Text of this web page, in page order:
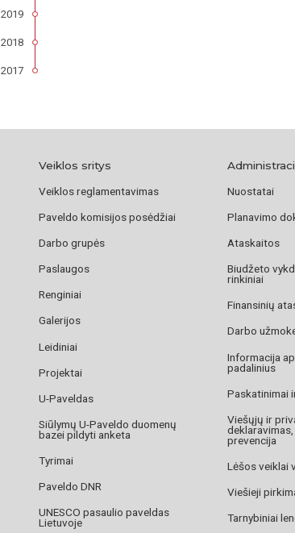
2019
2018
2017
Veiklos sritys
Veiklos reglamentavimas
Paveldo komisijos posėdžiai
Darbo grupės
Paslaugos
Renginiai
Galerijos
Leidiniai
Projektai
U-Paveldas
Siūlymų U-Paveldo duomenų
bazei pildyti anketa
Tyrimai
Paveldo DNR
UNESCO pasaulio paveldas
Lietuvoje
Nuostatai
Planavimo
Ataskaitos
Biudžeto
rinkiniai
Finansinių
Darbo
Informacija
padalinius
Paskatinimai
Viešųjų ir
prevencija
Lėšos veiklai
Viešieji
Tarnybiniai